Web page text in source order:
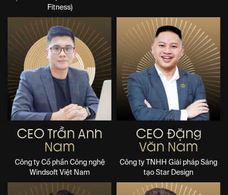
Fitness)
CEO Trần Anh
Nam
Công ty Cổ phần Công nghệ
Windsoft Việt Nam
CEO Đặng
Văn Nam
Công ty TNHH Giải pháp Sáng
tạo Star Design